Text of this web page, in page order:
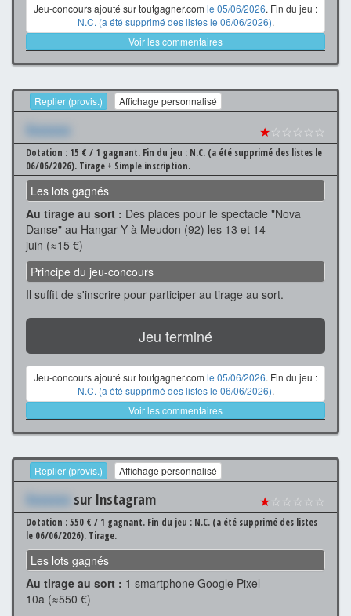
Jeu-concours ajouté sur toutgagner.com le 05/06/2026. Fin du jeu :
N.C. (a été supprimé des listes le 06/06/2026).
Voir les commentaires
Replier (provis.) Affichage personnalisé
Xxxxxxx ★☆☆☆☆☆
Dotation : 15 € / 1 gagnant. Fin du jeu : N.C. (a été supprimé des listes le
06/06/2026). Tirage + Simple inscription.
Les lots gagnés
Au tirage au sort : Des places pour le spectacle "Nova
Danse" au Hangar Y à Meudon (92) les 13 et 14
juin (≈15 €)
Principe du jeu-concours
Il suffit de s'inscrire pour participer au tirage au sort.
Jeu terminé
Jeu-concours ajouté sur toutgagner.com le 05/06/2026. Fin du jeu :
N.C. (a été supprimé des listes le 06/06/2026).
Voir les commentaires
Replier (provis.) Affichage personnalisé
Xxxxxxx sur Instagram ★☆☆☆☆☆
Dotation : 550 € / 1 gagnant. Fin du jeu : N.C. (a été supprimé des listes
le 06/06/2026). Tirage.
Les lots gagnés
Au tirage au sort : 1 smartphone Google Pixel
10a (≈550 €)